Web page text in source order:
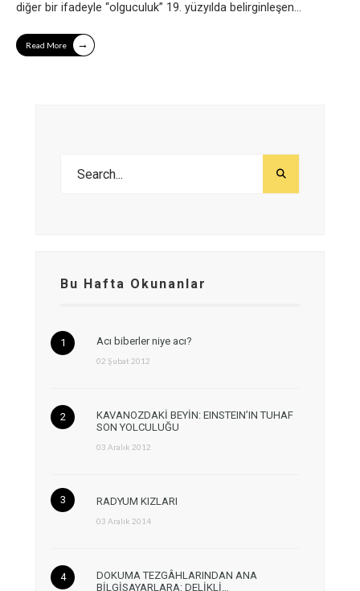
diğer bir ifadeyle “olguculuk” 19. yüzyılda belirginleşen...
Read More →
Bu Hafta Okunanlar
Acı biberler niye acı?
02 Şubat 2012
KAVANOZDAKİ BEYİN: EINSTEIN’IN TUHAF
SON YOLCULUĞU
03 Aralık 2012
RADYUM KIZLARI
03 Aralık 2014
DOKUMA TEZGÂHLARINDAN ANA
BİLGİSAYARLARA: DELİKLİ…